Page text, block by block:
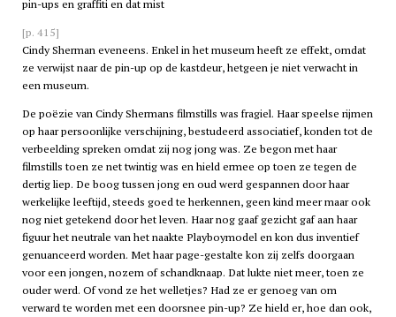
pin-ups en graffiti en dat mist
[p. 415]
Cindy Sherman eveneens. Enkel in het museum heeft ze effekt, omdat
ze verwijst naar de pin-up op de kastdeur, hetgeen je niet verwacht in
een museum.
De poëzie van Cindy Shermans filmstills was fragiel. Haar speelse rijmen
op haar persoonlijke verschijning, bestudeerd associatief, konden tot de
verbeelding spreken omdat zij nog jong was. Ze begon met haar
filmstills toen ze net twintig was en hield ermee op toen ze tegen de
dertig liep. De boog tussen jong en oud werd gespannen door haar
werkelijke leeftijd, steeds goed te herkennen, geen kind meer maar ook
nog niet getekend door het leven. Haar nog gaaf gezicht gaf aan haar
figuur het neutrale van het naakte Playboymodel en kon dus inventief
genuanceerd worden. Met haar page-gestalte kon zij zelfs doorgaan
voor een jongen, nozem of schandknaap. Dat lukte niet meer, toen ze
ouder werd. Of vond ze het welletjes? Had ze er genoeg van om
verward te worden met een doorsnee pin-up? Ze hield er, hoe dan ook,